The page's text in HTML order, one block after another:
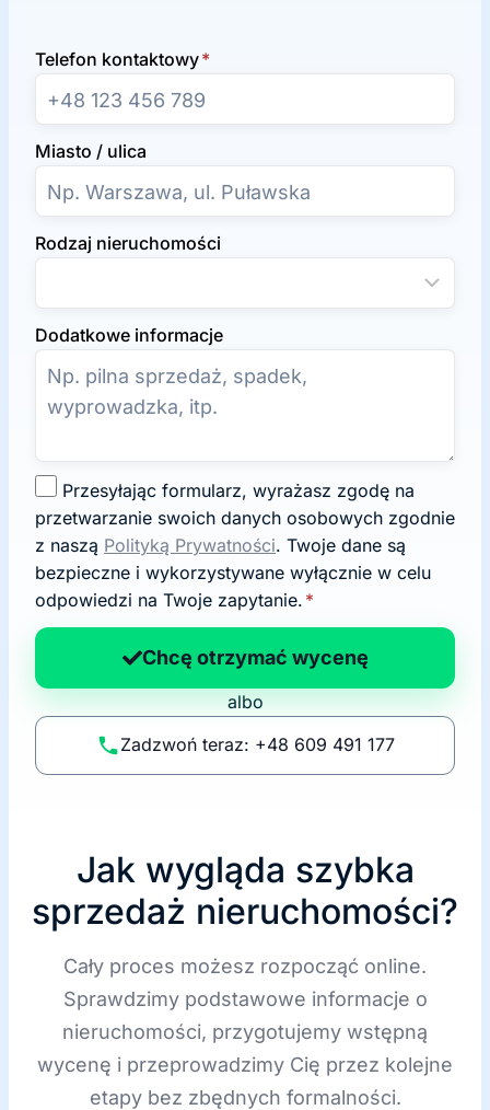
Telefon kontaktowy*
Miasto / ulica
Rodzaj nieruchomości
Dodatkowe informacje
g
o
d
a
n
p
li
t
przetwarzanie swoich danych osobowych zgodnie
z naszą Polityką Prywatności. Twoje dane są
bezpieczne i wykorzystywane wyłącznie w celu
odpowiedzi na Twoje zapytanie. *
Chcę otrzymać wycenę
albo
Zadzwoń teraz: +48 609 491 177
Jak wygląda szybka
sprzedaż nieruchomości?
Cały proces możesz rozpocząć online.
Sprawdzimy podstawowe informacje o
nieruchomości, przygotujemy wstępną
wycenę i przeprowadzimy Cię przez kolejne
etapy bez zbędnych formalności.